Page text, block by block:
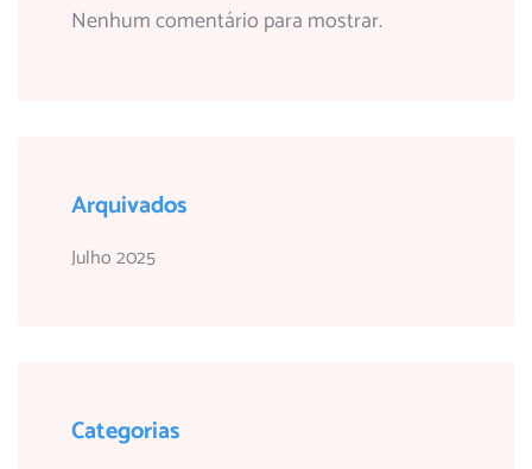
Nenhum comentário para mostrar.
Arquivados
Julho 2025
Categorias